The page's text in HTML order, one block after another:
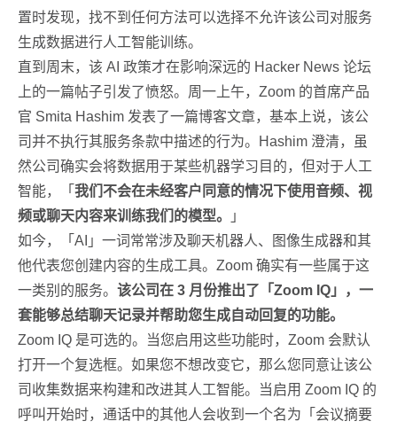
置时发现，找不到任何方法可以选择不允许该公司对服务
生成数据进行人工智能训练。
直到周末，该 AI 政策才在影响深远的 Hacker News 论坛
上的一篇帖子引发了愤怒。周一上午，Zoom 的首席产品
官 Smita Hashim 发表了一篇博客文章，基本上说，该公
司并不执行其服务条款中描述的行为。Hashim 澄清，虽
然公司确实会将数据用于某些机器学习目的，但对于人工
智能，「 我们不会在未经客户同意的情况下使用音频、视
频或聊天内容来训练我们的模型。
」
如今，「AI」一词常常涉及聊天机器人、图像生成器和其
他代表您创建内容的生成工具。Zoom 确实有一些属于这
一类别的服务。 该公司在 3 月份推出了「Zoom IQ」，一
套能够总结聊天记录并帮助您生成自动回复的功能。
Zoom IQ 是可选的。当您启用这些功能时，Zoom 会默认
打开一个复选框。如果您不想改变它，那么您同意让该公
司收集数据来构建和改进其人工智能。当启用 Zoom IQ 的
呼叫开始时，通话中的其他人会收到一个名为「会议摘要